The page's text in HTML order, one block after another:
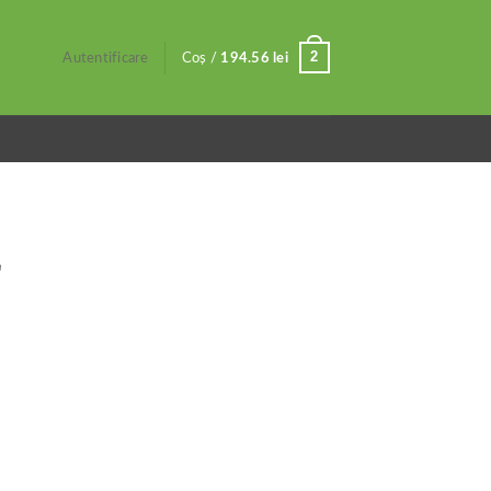
Autentificare Coș / 194.56 lei 2